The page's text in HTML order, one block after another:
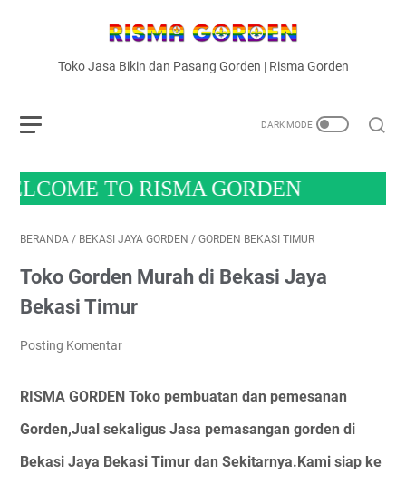
Toko Jasa Bikin dan Pasang Gorden | Risma Gorden
TO RISMA GORDEN
BERANDA / BEKASI JAYA GORDEN / GORDEN BEKASI TIMUR
Toko Gorden Murah di Bekasi Jaya
Bekasi Timur
Posting Komentar
RISMA GORDEN Toko pembuatan dan pemesanan
Gorden,Jual sekaligus Jasa pemasangan gorden di
Bekasi Jaya Bekasi Timur dan Sekitarnya.Kami siap ke